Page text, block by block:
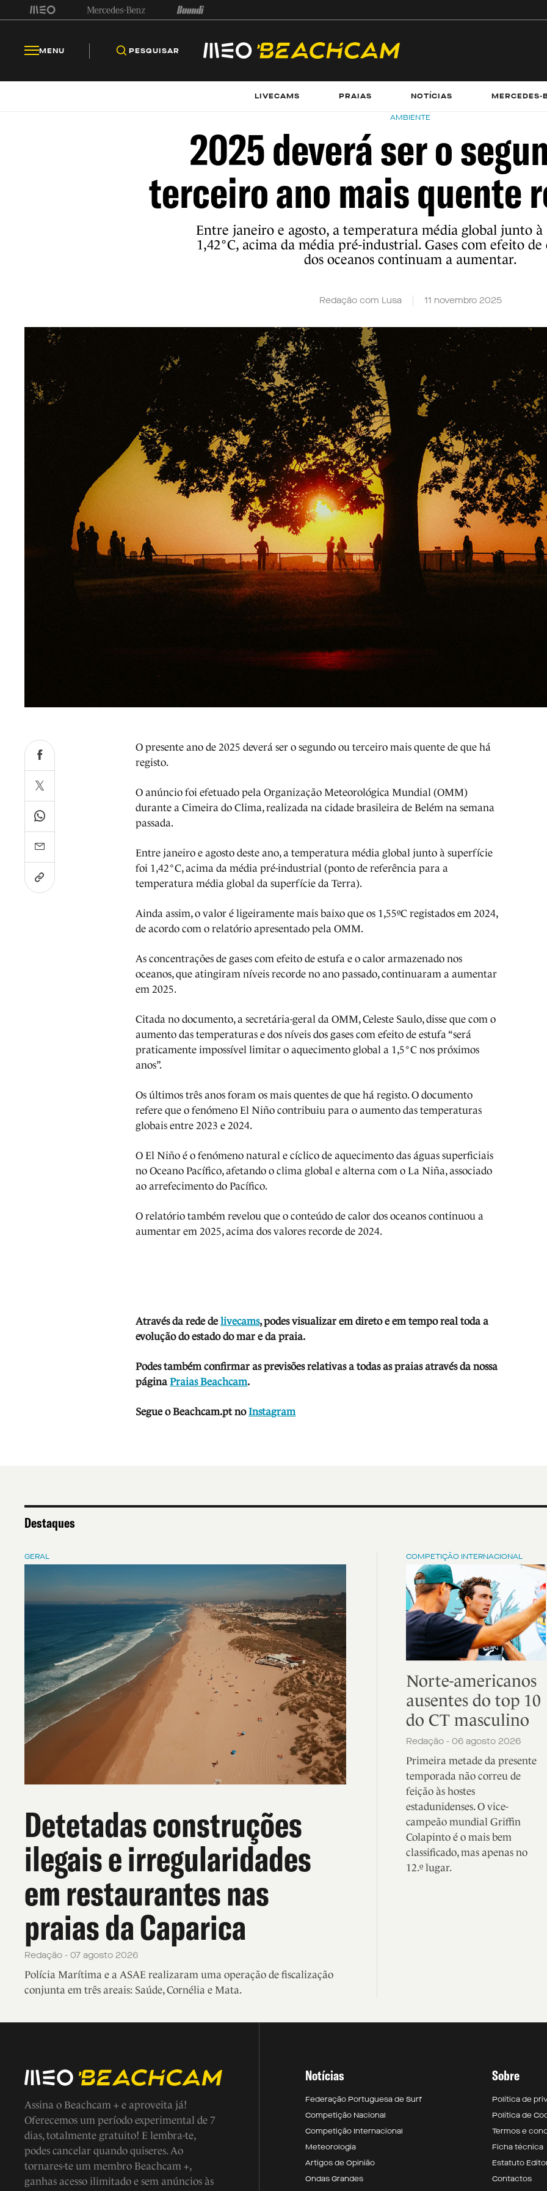
MENU PESQUISAR
LIVECAMS PRAIAS NOTÍCIAS MERCEDES-
AMBIENTE
2025 deverá ser o
terceiro ano mais quente
Entre janeiro e agosto, a temperatura média global junto
1,42°C, acima da média pré-industrial. Gases com efeito
dos oceanos continuam a aumentar.
Redação com Lusa 11 novembro 2025
O presente ano de 2025 deverá ser o segundo ou terceiro mais quente de que há
registo.
O anúncio foi efetuado pela Organização Meteorológica Mundial (OMM)
durante a Cimeira do Clima, realizada na cidade brasileira de Belém na semana
passada.
Entre janeiro e agosto deste ano, a temperatura média global junto à superfície
foi 1,42°C, acima da média pré-industrial (ponto de referência para a
temperatura média global da superfície da Terra).
Ainda assim, o valor é ligeiramente mais baixo que os 1,55ºC registados em 2024,
de acordo com o relatório apresentado pela OMM.
As concentrações de gases com efeito de estufa e o calor armazenado nos
oceanos, que atingiram níveis recorde no ano passado, continuaram a aumentar
em 2025.
Citada no documento, a secretária-geral da OMM, Celeste Saulo, disse que com o
aumento das temperaturas e dos níveis dos gases com efeito de estufa “será
praticamente impossível limitar o aquecimento global a 1,5°C nos próximos
anos”.
Os últimos três anos foram os mais quentes de que há registo. O documento
refere que o fenómeno El Niño contribuiu para o aumento das temperaturas
globais entre 2023 e 2024.
O El Niño é o fenómeno natural e cíclico de aquecimento das águas superficiais
no Oceano Pacífico, afetando o clima global e alterna com o La Niña, associado
ao arrefecimento do Pacífico.
O relatório também revelou que o conteúdo de calor dos oceanos continuou a
aumentar em 2025, acima dos valores recorde de 2024.
Através da rede delivecams, podes visualizar em direto e em tempo real toda a
evolução do estado do mar e da praia.
Podes também confirmar as previsões relativas a todas as praias através da nossa
páginaPraias Beachcam.
Segue o Beachcam.pt no Instagram
Destaques
GERAL
Detetadas construções
ilegais e irregularidades
em restaurantes nas
praias da Caparica
Redação - 07 agosto 2026
Polícia Marítima e a ASAE realizaram uma operação de fiscalização
conjunta em três areais: Saúde, Cornélia e Mata.
COMPETIÇÃO INTERNACIONAL
Norte-americanos
ausentes do top 10
do CT masculino
Redação - 06 agosto 2026
Primeira metade da presente
temporada não correu de
feição às hostes
estadunidenses. O vice-
campeão mundial Griffin
Colapinto é o mais bem
classificado, mas apenas no
12.º lugar.
Assina o Beachcam + e aproveita já!
Oferecemos um período experimental de 7
dias, totalmente gratuito! E lembra-te,
podes cancelar quando quiseres. Ao
tornares-te um membro Beachcam +,
ganhas acesso ilimitado e sem anúncios às
Notícias
Federação Portuguesa de Surf
Competição Nacional
Competição Internacional
Meteorologia
Artigos de Opinião
Ondas Grandes
Sobre
Política de
Política de
Termos e
Ficha técnica
Estatuto
Contactos